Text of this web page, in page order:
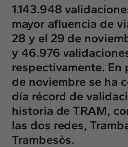
1.143.948
mayor afluencia de
28 y el 29 de
y 46.976
respectivamente. En
de noviembre se ha
día récord de
historia de TRAM,
las dos redes,
Trambesòs.